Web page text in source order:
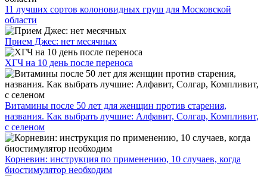
11 лучших сортов колоновидных груш для Московской
области
Прием Джес: нет месячных
ХГЧ на 10 день после переноса
Витамины после 50 лет для женщин против старения,
названия. Как выбрать лучшие: Алфавит, Солгар, Компливит,
с селеном
Корневин: инструкция по применению, 10 случаев, когда
биостимулятор необходим